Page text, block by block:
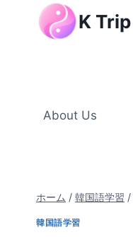
K
About Us
ホーム / 韓国語学習 /
韓国語学習